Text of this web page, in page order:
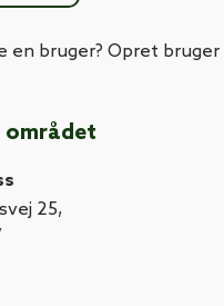
en bruger? Opret bruger
området
25,